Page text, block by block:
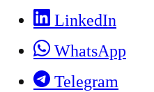
LinkedIn
WhatsApp
Telegram